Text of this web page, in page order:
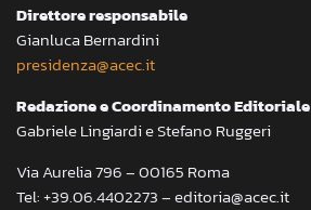
Direttore responsabile
Gianluca Bernardini
presidenza@acec.it
Redazione e Coordinamento Editoriale
Gabriele Lingiardi e Stefano Ruggeri
Via Aurelia 796 – 00165 Roma
Tel: +39.06.4402273 – editoria@acec.it